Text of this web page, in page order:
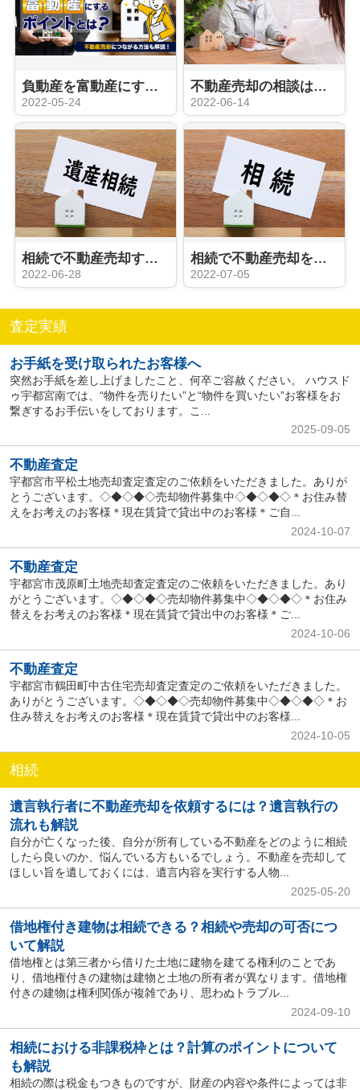
負動産を富動産にするポイントとは？不動産売却につながる方法も解説！
2022-05-24
不動産売却の相談はどこにすれば良い？気になる相続時の窓口や費用もご紹介！
2022-06-14
相続で不動産売却する際の注意点とは？媒介契約の種類もご紹介
2022-06-28
相続で不動産売却をした際にかかる税金の種類とは？節税対策もご紹介
2022-07-05
査定実績
お手紙を受け取られたお客様へ
突然お手紙を差し上げましたこと、何卒ご容赦ください。 ハウスド
ゥ宇都宮南では、“物件を売りたい”と“物件を買いたい”お客様をお
繋ぎするお手伝いをしております。こ...
2025-09-05
不動産査定
宇都宮市平松土地売却査定査定のご依頼をいただきました。ありが
とうございます。◇◆◇◆◇売却物件募集中◇◆◇◆◇＊お住み替
えをお考えのお客様＊現在賃貸で貸出中のお客様＊ご自...
2024-10-07
不動産査定
宇都宮市茂原町土地売却査定査定のご依頼をいただきました。あり
がとうございます。◇◆◇◆◇売却物件募集中◇◆◇◆◇＊お住み
替えをお考えのお客様＊現在賃貸で貸出中のお客様＊ご...
2024-10-06
不動産査定
宇都宮市鶴田町中古住宅売却査定査定のご依頼をいただきました。
ありがとうございます。◇◆◇◆◇売却物件募集中◇◆◇◆◇＊お
住み替えをお考えのお客様＊現在賃貸で貸出中のお客様...
2024-10-05
相続
遺言執行者に不動産売却を依頼するには？遺言執行の
流れも解説
自分が亡くなった後、自分が所有している不動産をどのように相続
したら良いのか、悩んでいる方もいるでしょう。不動産を売却して
ほしい旨を遺しておくには、遺言内容を実行する人物...
2025-05-20
借地権付き建物は相続できる？相続や売却の可否につ
いて解説
借地権とは第三者から借りた土地に建物を建てる権利のことであ
り、借地権付きの建物は建物と土地の所有者が異なります。借地権
付きの建物は権利関係が複雑であり、思わぬトラブル...
2024-09-10
相続における非課税枠とは？計算のポイントについて
も解説
相続の際は税金もつきものですが、財産の内容や条件によっては非